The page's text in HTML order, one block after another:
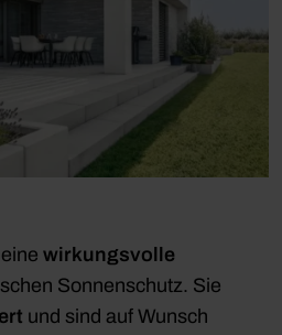
wirkungsvolle
Sonnenschutz. Sie
und sind auf Wunsch